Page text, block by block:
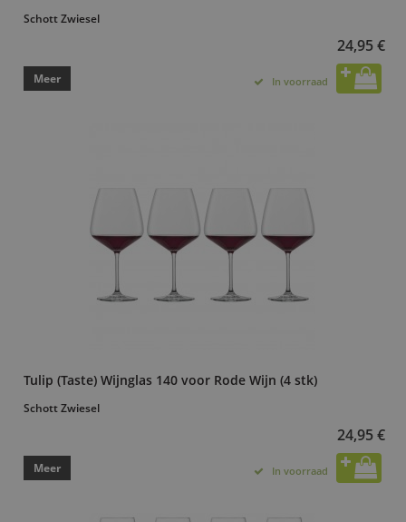
Schott Zwiesel
24,95 €
Meer In voorraad
Tulip (Taste) Wijnglas 140 voor Rode Wijn (4 stk)
Schott Zwiesel
24,95 €
Meer In voorraad